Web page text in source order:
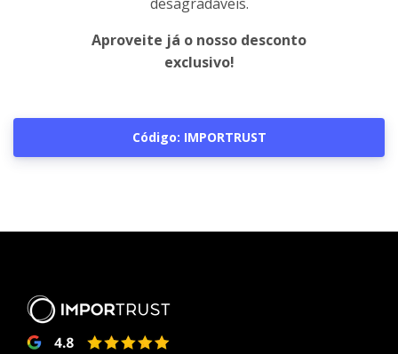
Aproveite já o nosso desconto
exclusivo!
Código: IMPORTRUST